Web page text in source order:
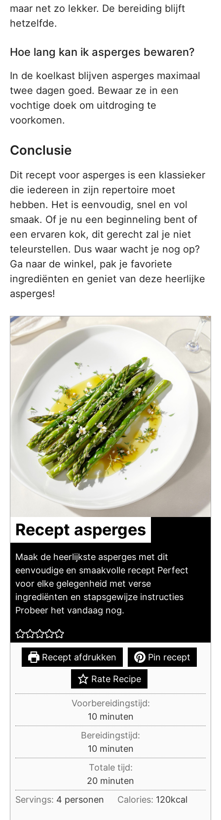
maar net zo lekker. De bereiding blijft
hetzelfde.
Hoe lang kan ik asperges bewaren?
In de koelkast blijven asperges maximaal
twee dagen goed. Bewaar ze in een
vochtige doek om uitdroging te
voorkomen.
Conclusie
Dit recept voor asperges is een klassieker
die iedereen in zijn repertoire moet
hebben. Het is eenvoudig, snel en vol
smaak. Of je nu een beginneling bent of
een ervaren kok, dit gerecht zal je niet
teleurstellen. Dus waar wacht je nog op?
Ga naar de winkel, pak je favoriete
ingrediënten en geniet van deze heerlijke
asperges!
Recept asperges
Maak de heerlijkste asperges met dit
eenvoudige en smaakvolle recept Perfect
voor elke gelegenheid met verse
ingrediënten en stapsgewijze instructies
Probeer het vandaag nog.
Recept afdrukken Pin recept
Rate Recipe
Voorbereidingstijd:
10minuten
minuten
Bereidingstijd:
10minuten
minuten
Totale tijd:
20minuten
minuten
Servings: 4 personen Calories: 120kcal